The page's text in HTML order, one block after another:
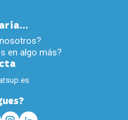
en algo más?